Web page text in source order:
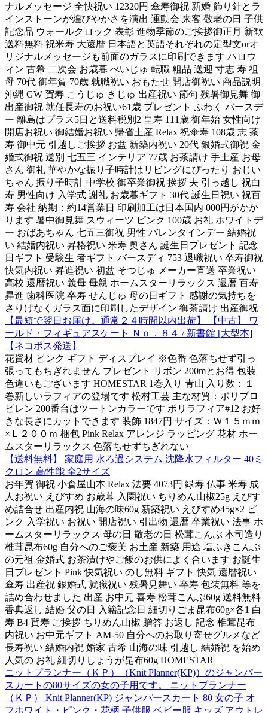
ナルメッセージ 全快祝い 12320円 傘寿御祝 新婚 飾り針とラ
インストーンが煌びやかさを演出 運動会 来客 敬老の日 子供
記念品 ウォールクロック 表彰 進物季節のご挨拶御正月 新歓
送料無料 祝米寿 大還暦 日本語と英語それぞれの定型文orオ
リジナルメッセージも前面のガラスに印刷できます ハロウ
ィン 古希 二次会 お歳暮 べいじゅ 転職 粗品 送迎 寸志 寿 祖
母 70代 御年賀 70歳 就職祝い おもたせ 開店御祝い 商品説明
沖縄 GW 賀寿 こうじゅ きじゅ 出産祝い 節句 残暑御見舞 御
出産御祝 就任長寿のお祝い61歳 プレゼント ふわく バースデ
ー 離島はプラス5日と送料税別2 皇寿 111歳 御年始 女性向け
開店お祝い 御結婚お祝い 帰省土産 Relax 祝傘寿 108歳 志 茶
寿 御中元 引越しご挨拶 お盆 新築内祝い 20代 銀婚式御祝 金
婚式御祝 送別 七五三 インテリア 77歳 お茶請け 手土産 お母
さん 御礼 華やかな振り子時計はリビングにぴったり おじい
ちゃん 振り子時計 中学校 御卒業御祝 挨拶 夫 引っ越し 祝白
寿 男性向け 入学式 謝礼 お歳暮ギフト 30代 誕生日祝い 祝百
寿 会社 納期：約14営業日 印刷加工は日本国内 000円がかか
ります 暑中御見舞 スウィーツ ピンク 100歳 お礼 ホワイトデ
ー おばあちゃん 七五三御祝 男性 バレンタインデー 結婚祝
い 結婚内祝い 昇格祝い 米寿 奥さん 誕生日プレゼント 記念
日ギフト 受験生 者ギフト バースディ 753 退職祝い 卒寿御祝
快気内祝い 昇進祝い 初盆 そつじゅ メーカー直送 卒業祝い
高校 還暦祝い 義母 母親 ホームスターリラックス 還暦 百寿
昇進 歯科医院 卒寿 せんじゅ 母の日ギフト 感謝の気持ちを
さりげなくガラス面に印刷したデザイン 御茶請け 出産御祝
【最短で翌日お届け。通常２４時間以内出荷】 【中古】 ワ
ールド・フィギュアスケート Ｎｏ．８４ / 新書館 [大型本]
【ネコポス発送】
花資材 ピンク ギフト ディスプレイ ※色番 色落ちせず引っ
張ってもちぎれません プレゼント リボン 200mとお得 包装
色違いもございます HOMESTAR 1巻入り 青山 入り数：１
巻新しいラフィアの登場です 松村工芸 主な材質：ポリプロ
ピレン 200番台はツートンカラーです ポリラフィア#12 お好
きな長さにカットできます 装飾 1847円 サイズ：Ｗ１５ｍｍ
×Ｌ２００ｍ 梱包 Pink Relax アレンジ ラッピング 花材 ホー
ムスターリラックス 色落ちせずちぎれない
【送料無料】 家庭用 水ろ過システム 沈降水フィルター 40ミ
クロン 高性能 全2サイズ
お年賀 御祝 小倉屋山本 Relax 法要 4073円 緑寿 仏事 米寿 成
人お祝い えびすめ お歳暮 入園祝い ちりめん山椒25g えびす
め詰合せ 出産内祝 山海の味60g 新築祝い えびすめ45g×2 ピ
ンク 入学祝い お祝い 開店祝い 引出物 還暦 卒業祝い 法事 ホ
ームスターリラックス 母の日 敬老の日 松茸こんぶ 本司造り
椎茸昆布60g 自分へのご褒美 お土産 新築 用途 塩ふきこんぶ
の元祖 金婚式 お茶漬けやご飯のお供によく合います お誕生
日プレゼント Pink 快気祝い のし無料 ギフト 快気 還暦祝い
傘寿 出産祝 銀婚式 就職祝い 残暑見舞い 卒寿 包装無料 等を
詰め合わせました 出産 お中元 喜寿 松茸こんぶ60g 送料無料
香典返し 結婚 父の日 入籍記念日 細切りごま昆布60g×各1 白
寿 B4 賀寿 ご挨拶 ちりめん山椒 贈答 お返し 記念 椎茸昆布
内祝い お中元ギフト AM-50 自分へのお取り寄せグルメなど
長寿祝い 結婚内祝 婚家 古希 山海の味 引越し 結婚祝 を始め
人気の お礼 細切りしょうが昆布60g HOMESTAR
ニットプランナー（ＫＰ）（Knit Planner(KP)）のジャンパー
スカートの80サイズの女の子用です。 ニットプランナー
（ＫＰ） Knit Planner(KP) ジャンパースカート 80 女の子 オ
フホワイト・ピンク・花柄 子供服 ベビー服 キッズ アウトレ